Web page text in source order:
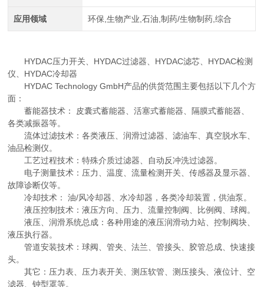
应用领域 环保,生物产业,石油,制药/生物制药,综合
HYDAC压力开关、HYDAC过滤器、HYDAC滤芯、HYDAC检测
仪、HYDAC冷却器
HYDAC Technology GmbH产品的供货范围主要包括以下几个方
面：
蓄能器技术： 皮囊式蓄能器、活塞式蓄能器、隔膜式蓄能器、
各类减振器等。
流体过滤技术：各类液压、润滑过滤器、滤油车、真空脱水车、
油品检测仪。
工艺过程技术：特殊介质过滤器、自动反冲洗过滤器。
电子测量技术：压力、温度、流量检测开关、传感器及显示器、
故障诊断仪等。
冷却技术： 油/风冷却器、水冷却器，各类冷却装置，供油泵。
液压控制技术：液压方向、压力、流量控制阀、比例阀、球阀。
液压、润滑系统总成：各种用途的液压润滑动力站、控制阀块、
液压执行器。
管道安装技术：球阀、管夹、法兰、管接头、胶管总成、快速接
头。
其它：压力表、压力表开关、测压软管、测压接头、液位计、空
滤器、钟型罩等。